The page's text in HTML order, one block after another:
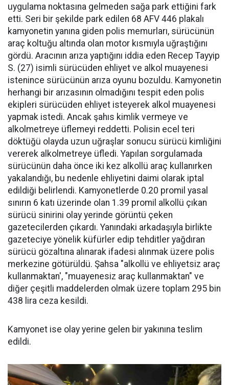
uygulama noktasına gelmeden sağa park ettiğini fark
etti. Seri bir şekilde park edilen 68 AFV 446 plakalı
kamyonetin yanına giden polis memurları, sürücünün
araç koltuğu altında olan motor kısmıyla uğraştığını
gördü. Aracının arıza yaptığını iddia eden Recep Tayyip
S. (27) isimli sürücüden ehliyet ve alkol muayenesi
istenince sürücünün arıza oyunu bozuldu. Kamyonetin
herhangi bir arızasının olmadığını tespit eden polis
ekipleri sürücüden ehliyet isteyerek alkol muayenesi
yapmak istedi. Ancak şahıs kimlik vermeye ve
alkolmetreye üflemeyi reddetti. Polisin ecel teri
döktüğü olayda uzun uğraşlar sonucu sürücü kimliğini
vererek alkolmetreye üfledi. Yapılan sorgulamada
sürücünün daha önce iki kez alkollü araç kullanırken
yakalandığı, bu nedenle ehliyetini daimi olarak iptal
edildiği belirlendi. Kamyonetlerde 0.20 promil yasal
sınırın 6 katı üzerinde olan 1.39 promil alkollü çıkan
sürücü sinirini olay yerinde görüntü çeken
gazetecilerden çıkardı. Yanındaki arkadaşıyla birlikte
gazeteciye yönelik küfürler edip tehditler yağdıran
sürücü gözaltına alınarak ifadesi alınmak üzere polis
merkezine götürüldü. Şahsa "alkollü ve ehliyetsiz araç
kullanmaktan', "muayenesiz araç kullanmaktan" ve
diğer çeşitli maddelerden olmak üzere toplam 295 bin
438 lira ceza kesildi.
Kamyonet ise olay yerine gelen bir yakınına teslim
edildi.